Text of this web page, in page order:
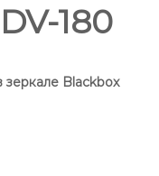
180
Blackbox